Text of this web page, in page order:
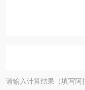
请输入计算结果（填写阿